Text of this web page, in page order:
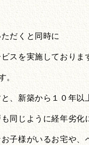
だくと同時に
スを実施しておりま
。
、新築から１０年以
同じように経年劣化
子様がいるお宅や、